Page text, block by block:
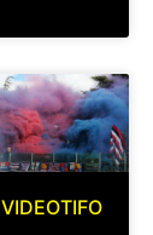
VIDEOTIFO